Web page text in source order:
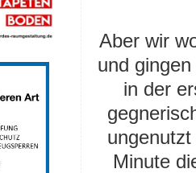
Aber wir
und
in der
Minute